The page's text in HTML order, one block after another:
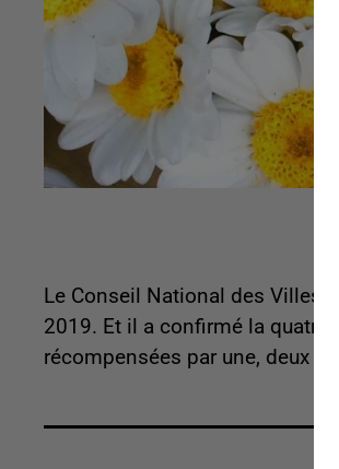
Le Conseil National des Villes
2019. Et il a confirmé la
récompensées par une, deux